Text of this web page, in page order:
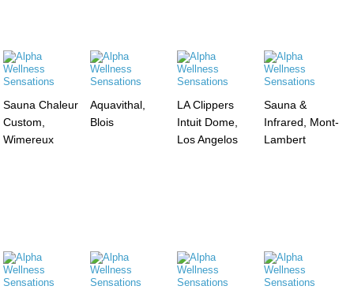
Sauna Chaleur
Custom,
Wimereux
Aquavithal,
Blois
LA Clippers
Intuit Dome,
Los Angelos
Sauna &
Infrared, Mont-
Lambert